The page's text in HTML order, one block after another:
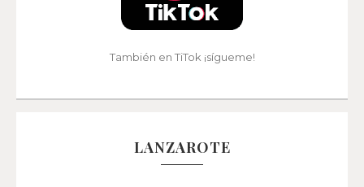
También en TiTok ¡sígueme!
LANZAROTE